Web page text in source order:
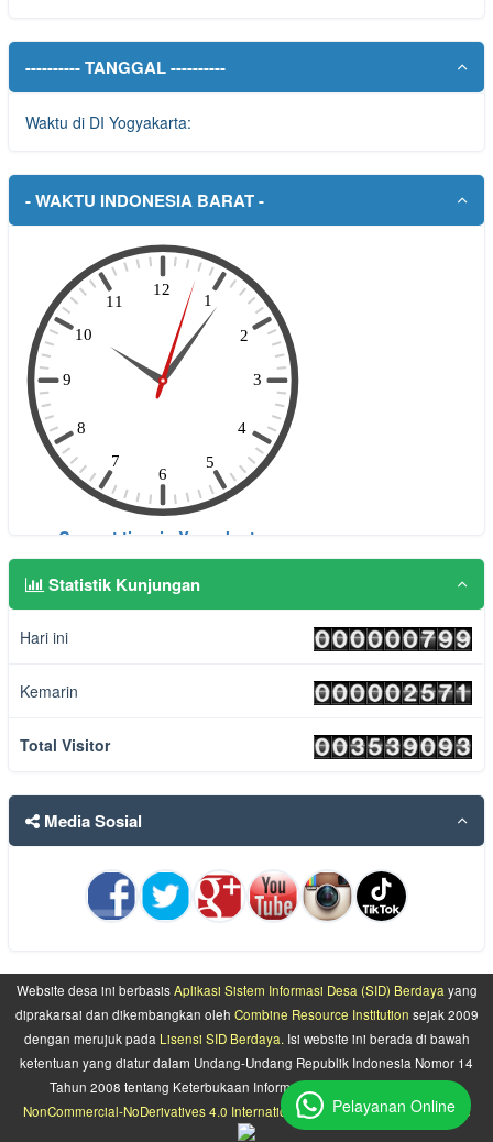
---------- TANGGAL ----------
Waktu di DI Yogyakarta:
- WAKTU INDONESIA BARAT -
Statistik Kunjungan
Hari ini
Kemarin
Total Visitor
Media Sosial
Website desa ini berbasisAplikasi Sistem Informasi Desa (SID) Berdayayang
diprakarsai dan dikembangkan oleh Combine Resource Institution sejak 2009
dengan merujuk pada Lisensi SID Berdaya.Isi website ini berada di bawah
ketentuan yang diatur dalam Undang-Undang Republik Indonesia Nomor 14
Tahun 2008 tentang Keterbukaan Informasi Publik dan
NonCommercial-NoDerivatives 4.0 International (CC BY-NC-ND 4.0) License
Pelayanan Online